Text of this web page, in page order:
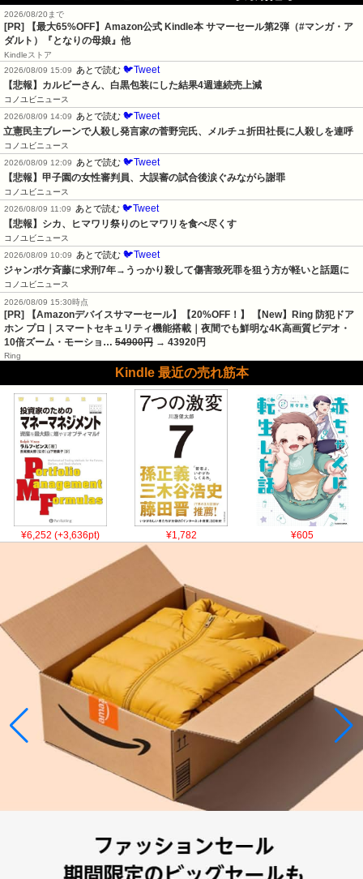
2026/08/20まで
[PR]
【最大65%OFF】Amazon公式 Kindle本 サマーセール第2弾（#マンガ・ア
ダルト）『となりの母娘』他
Kindleストア
2026/08/09 15:09
あとで読む 🐦Tweet
【悲報】カルビーさん、白黒包装にした結果4週連続売上減
コノユビニュース
2026/08/09 14:09
あとで読む 🐦Tweet
立憲民主ブレーンで人殺し発言家の菅野完氏、メルチュ折田社長に人殺しを連呼
コノユビニュース
2026/08/09 12:09
あとで読む 🐦Tweet
【悲報】甲子園の女性審判員、大誤審の試合後涙ぐみながら謝罪
コノユビニュース
2026/08/09 11:09
あとで読む 🐦Tweet
【悲報】シカ、ヒマワリ祭りのヒマワリを食べ尽くす
コノユビニュース
2026/08/09 10:09
あとで読む 🐦Tweet
ジャンポケ斉藤に求刑7年→うっかり殺して傷害致死罪を狙う方が軽いと話題に
コノユビニュース
2026/08/09 15:30時点
[PR] 【Amazonデバイスサマーセール】【20%OFF！】 【New】Ring 防犯ドア
ホン プロ｜スマートセキュリティ機能搭載｜夜間でも鮮明な4K高画質ビデオ・
10倍ズーム・モーショ… 54900円 → 43920円
Ring
Kindle 最近の売れ筋本
¥6,252 (+3,636pt) ¥1,782 ¥605